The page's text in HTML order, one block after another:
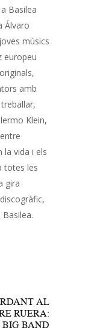
Basilea
Álvaro
músics
europeu
amb
Klein,
la vida i els
totes les
gira
AL
RUERA:
BIG BAND